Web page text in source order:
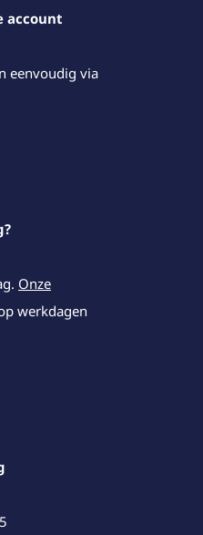
account
eenvoudig via
Onze
werkdagen